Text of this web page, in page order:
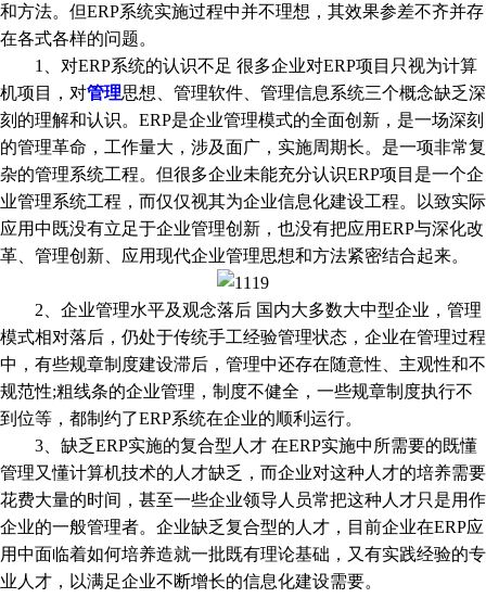
和方法。但ERP系统实施过程中并不理想，其效果参差不齐并存
在各式各样的问题。
1、对ERP系统的认识不足 很多企业对ERP项目只视为计算
机项目，对管理思想、管理软件、管理信息系统三个概念缺乏深
刻的理解和认识。ERP是企业管理模式的全面创新，是一场深刻
的管理革命，工作量大，涉及面广，实施周期长。是一项非常复
杂的管理系统工程。但很多企业未能充分认识ERP项目是一个企
业管理系统工程，而仅仅视其为企业信息化建设工程。以致实际
应用中既没有立足于企业管理创新，也没有把应用ERP与深化改
革、管理创新、应用现代企业管理思想和方法紧密结合起来。
2、企业管理水平及观念落后 国内大多数大中型企业，管理
模式相对落后，仍处于传统手工经验管理状态，企业在管理过程
中，有些规章制度建设滞后，管理中还存在随意性、主观性和不
规范性;粗线条的企业管理，制度不健全，一些规章制度执行不
到位等，都制约了ERP系统在企业的顺利运行。
3、缺乏ERP实施的复合型人才 在ERP实施中所需要的既懂
管理又懂计算机技术的人才缺乏，而企业对这种人才的培养需要
花费大量的时间，甚至一些企业领导人员常把这种人才只是用作
企业的一般管理者。企业缺乏复合型的人才，目前企业在ERP应
用中面临着如何培养造就一批既有理论基础，又有实践经验的专
业人才，以满足企业不断增长的信息化建设需要。